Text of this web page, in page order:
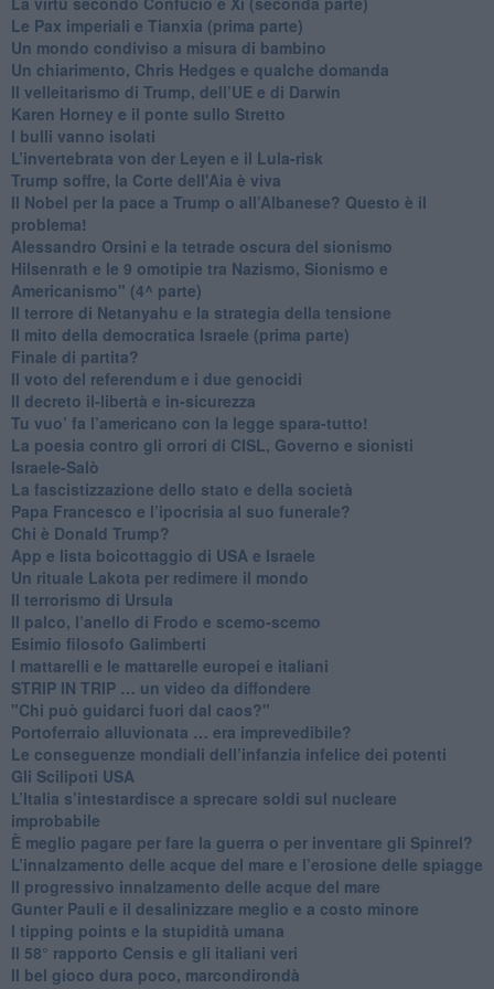
Le Pax imperiali e Tianxia (prima parte)
Un mondo condiviso a misura di bambino
​Un chiarimento, Chris Hedges e qualche domanda
Il velleitarismo di Trump, dell’UE e di Darwin
​Karen Horney e il ponte sullo Stretto
​I bulli vanno isolati
L’invertebrata von der Leyen e il Lula-risk
Trump soffre, la Corte dell'Aia è viva
​Il Nobel per la pace a Trump o all’Albanese? Questo è il
problema!
​Alessandro Orsini e la tetrade oscura del sionismo
​Hilsenrath e le 9 omotipie tra Nazismo, Sionismo e
Americanismo" (4^ parte)
​Il terrore di Netanyahu e la strategia della tensione
Il mito della democratica Israele (prima parte)
​Finale di partita?
​Il voto del referendum e i due genocidi
Il decreto il-libertà e in-sicurezza
Tu vuo’ fa l’americano con la legge spara-tutto!
La poesia contro gli orrori di CISL, Governo e sionisti
Israele-Salò
​La fascistizzazione dello stato e della società
Papa Francesco e l’ipocrisia al suo funerale?
​Chi è Donald Trump?
App e lista boicottaggio di USA e Israele
​Un rituale Lakota per redimere il mondo
Il terrorismo di Ursula
​Il palco, l’anello di Frodo e scemo-scemo
Esimio filosofo Galimberti
​I mattarelli e le mattarelle europei e italiani
​STRIP IN TRIP … un video da diffondere
"Chi può guidarci fuori dal caos?"
​Portoferraio alluvionata … era imprevedibile?
Le conseguenze mondiali dell’infanzia infelice dei potenti
​Gli Scilipoti USA
L’Italia s’intestardisce a sprecare soldi sul nucleare
improbabile
È meglio pagare per fare la guerra o per inventare gli Spinrel?
​L’innalzamento delle acque del mare e l’erosione delle spiagge
​Il progressivo innalzamento delle acque del mare
​Gunter Pauli e il desalinizzare meglio e a costo minore
I tipping points e la stupidità umana
​Il 58° rapporto Censis e gli italiani veri
​Il bel gioco dura poco, marcondirondà